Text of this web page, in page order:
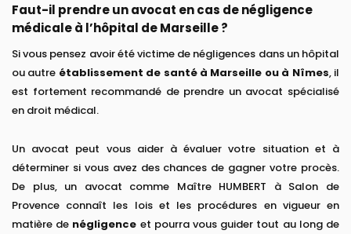
Faut-il prendre un avocat en cas de négligence
médicale à l’hôpital de Marseille ?
Si vous pensez avoir été victime de négligences dans un hôpital
ou autre établissement de santé à Marseille ou à Nîmes, il
est fortement recommandé de prendre un avocat spécialisé
en droit médical.
Un avocat peut vous aider à évaluer votre situation et à
déterminer si vous avez des chances de gagner votre procès.
De plus, un avocat comme Maître HUMBERT à Salon de
Provence connaît les lois et les procédures en vigueur en
matière de négligence et pourra vous guider tout au long de